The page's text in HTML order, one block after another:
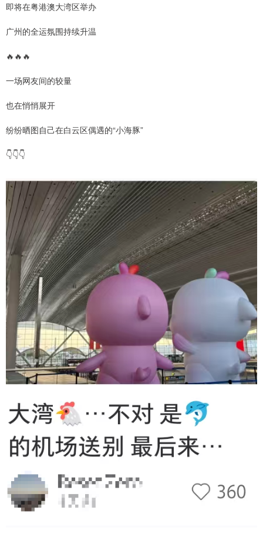
即将在粤港澳大湾区举办
广州的全运氛围持续升温
🔥🔥🔥
一场网友间的较量
也在悄悄展开
纷纷晒图自己在白云区偶遇的“小海豚”
👇👇👇